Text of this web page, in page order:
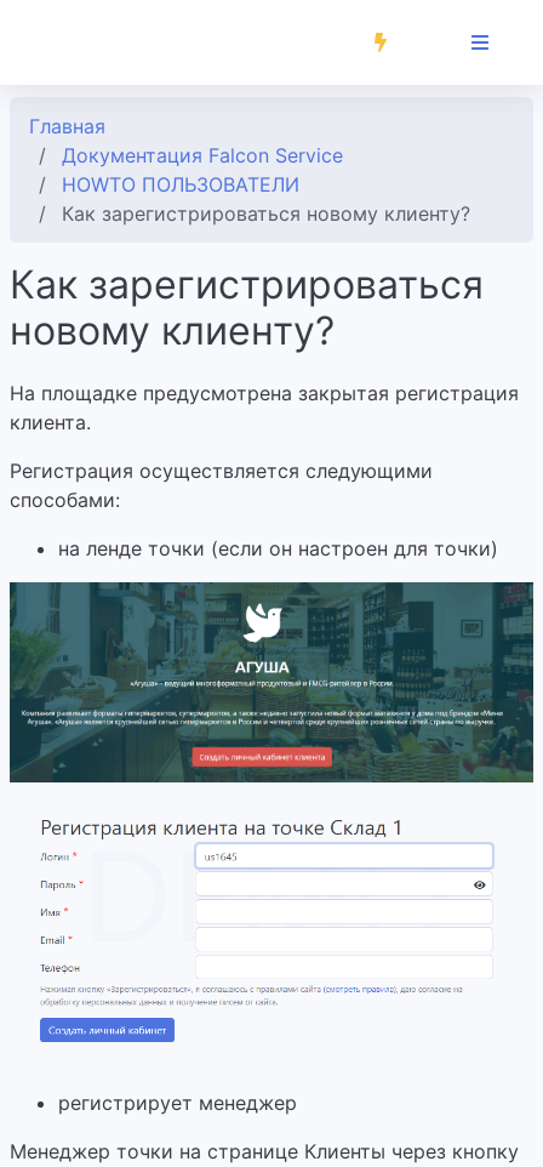
Главная
Документация Falcon Service
HOWTO ПОЛЬЗОВАТЕЛИ
Как зарегистрироваться новому клиенту?
Как зарегистрироваться
новому клиенту?
На площадке предусмотрена закрытая регистрация
клиента.
Регистрация осуществляется следующими
способами:
на ленде точки (если он настроен для точки)
регистрирует менеджер
Менеджер точки на странице Клиенты через кнопку